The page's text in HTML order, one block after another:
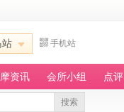
站 手机站
资讯 会所小组 点评
搜索